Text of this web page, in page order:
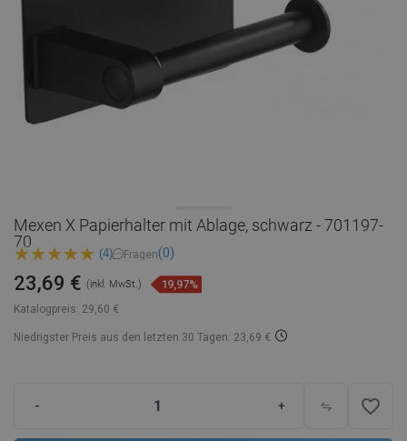
Mexen X Papierhalter mit Ablage, schwarz - 701197-
70
(4) Fragen(0)
Katalogpreis: 29,60 €
23,69 € (inkl. MwSt.) 19,97%
Niedrigster Preis aus den letzten 30 Tagen: 23,69 €
- + favorite_border